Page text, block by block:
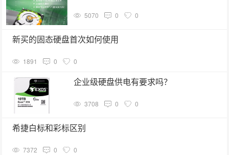
5070 0 0
新买的固态硬盘首次如何使用
1891 0 0
企业级硬盘供电有要求吗？
3708 0 0
希捷白标和彩标区别
7372 0 0